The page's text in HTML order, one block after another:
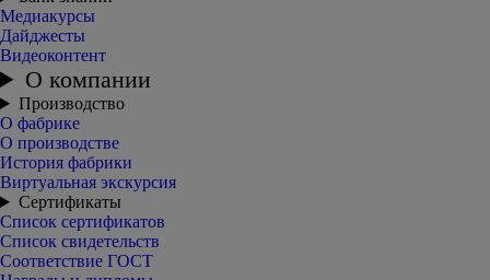
Медиакурсы
Дайджесты
Видеоконтент
О компании
Производство
О фабрике
О производстве
История фабрики
Виртуальная экскурсия
Сертификаты
Список сертификатов
Список свидетельств
Соответствие ГОСТ